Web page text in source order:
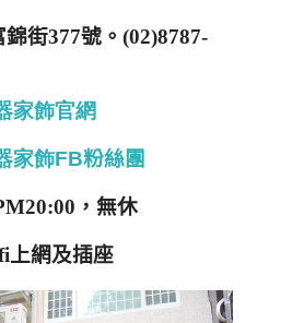
錦街377號 。 (02)8787-
家飾官網
家飾FB粉絲團
，無休
上網及插座